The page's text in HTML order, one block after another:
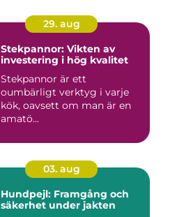
29. aug
Stekpannor: Vikten av
investering i hög kvalitet
Stekpannor är ett
oumbärligt verktyg i varje
kök, oavsett om man är en
amatö...
03. aug
Hundpejl: Framgång och
säkerhet under jakten